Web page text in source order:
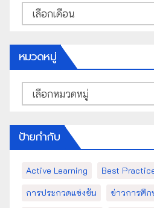
คลัง
เก็บ
หมวดหมู่
หมวด
หมู่
ป้ายกำกับ
Active Learning Best
การประกวดแข่งขัน
ข่าวการศึก